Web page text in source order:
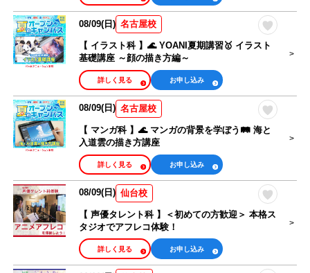
08/09(日) 名古屋校
【 イラスト科 】🌊 YOANI夏期講習🥇 イラスト
基礎講座 ～顔の描き方編～
お申し込み
詳しく見る
08/09(日) 名古屋校
【 マンガ科 】🌊 マンガの背景を学ぼう🛤️ 海と
入道雲の描き方講座
お申し込み
詳しく見る
08/09(日) 仙台校
【 声優タレント科 】＜初めての方歓迎＞ 本格ス
タジオでアフレコ体験！
お申し込み
詳しく見る